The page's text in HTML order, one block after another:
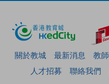
關於教城 最新消息 教師
人才招募
聯絡我們